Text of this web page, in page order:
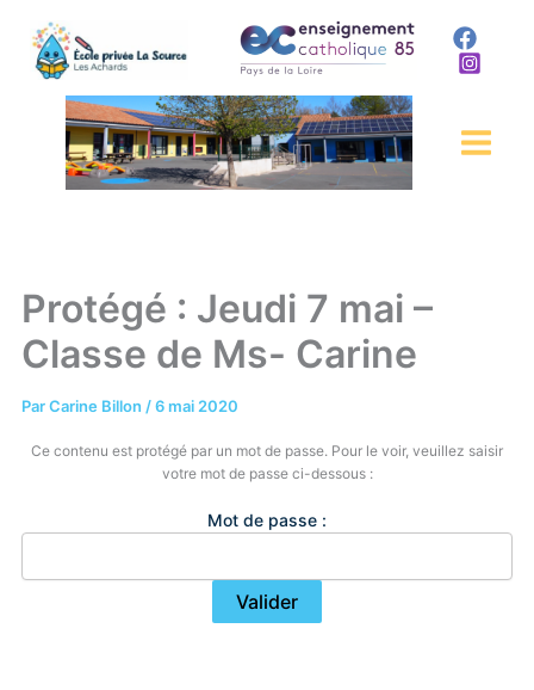
contenu
Protégé : Jeudi 7 mai –
Classe de Ms- Carine
ParCarine Billon /6 mai 2020
Ce contenu est protégé par un mot de passe. Pour le voir, veuillez saisir
votre mot de passe ci-dessous :
Mot de passe :